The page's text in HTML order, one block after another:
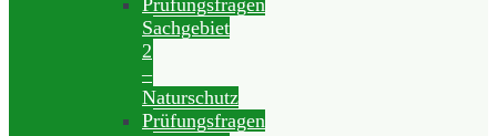
Prüfungsfragen
Sachgebiet
2
–
Naturschutz
Prüfungsfragen